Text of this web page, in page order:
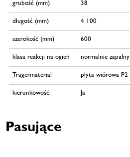
grubość (mm) 38
długość (mm) 4 100
szerokość (mm) 600
klasa reakcji na ogień normalnie zapalny
Trägermaterial płyta wiórowa P2
kierunkowość Ja
Pasujące